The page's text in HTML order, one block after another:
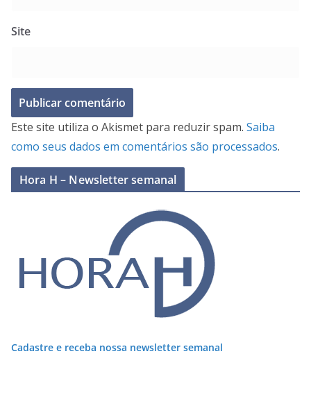
Site
Este site utiliza o Akismet para reduzir spam. Saiba
como seus dados em comentários são processados.
Hora H – Newsletter semanal
Cadastre e receba nossa newsletter semanal